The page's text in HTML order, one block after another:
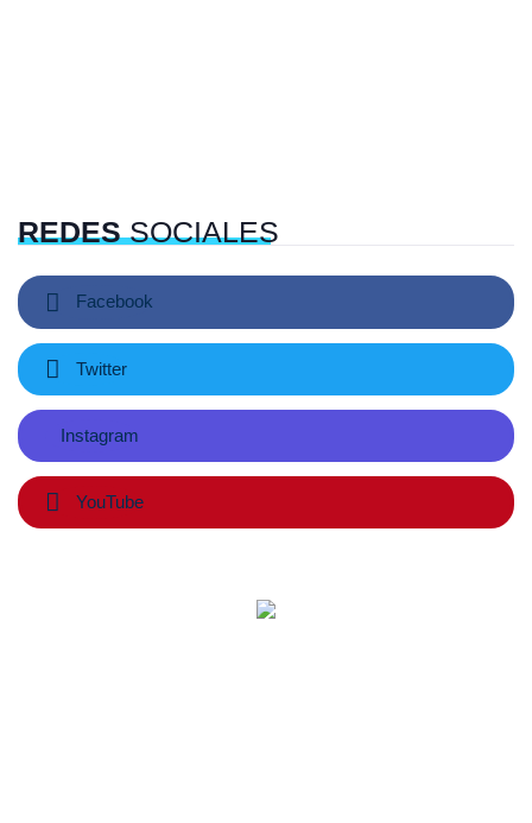
REDESSOCIALES
Facebook
Twitter
Instagram
YouTube